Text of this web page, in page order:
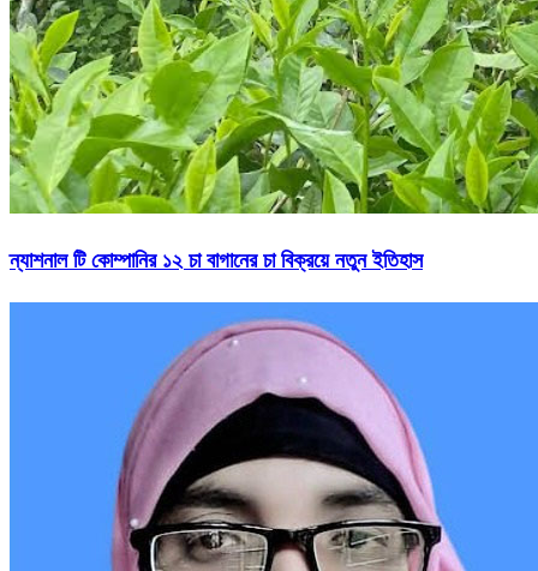
ন্যাশনাল টি কোম্পানির ১২ চা বাগানের চা বিক্রয়ে নতুন ইতিহাস